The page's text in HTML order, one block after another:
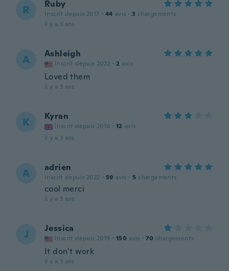
R Ruby
Inscrit depuis 2017 · 44 avis · 3 chargements
il y a 3 ans
A Ashleigh
Inscrit depuis 2022 · 2 avis
Loved them
il y a 3 ans
K Kyran
Inscrit depuis 2016 · 12 avis
il y a 3 ans
A adrien
Inscrit depuis 2022 · 59 avis · 5 chargements
cool merci
il y a 3 ans
J Jessica
Inscrit depuis 2019 · 150 avis · 70 chargements
It don't work
il y a 3 ans